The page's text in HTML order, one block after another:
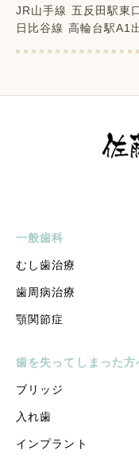
JR山手線 五反田駅東
日比谷線 高輪台駅A1
一般歯科
むし歯治療
歯周病治療
顎関節症
歯を失ってしまった方
ブリッジ
入れ歯
インプラント